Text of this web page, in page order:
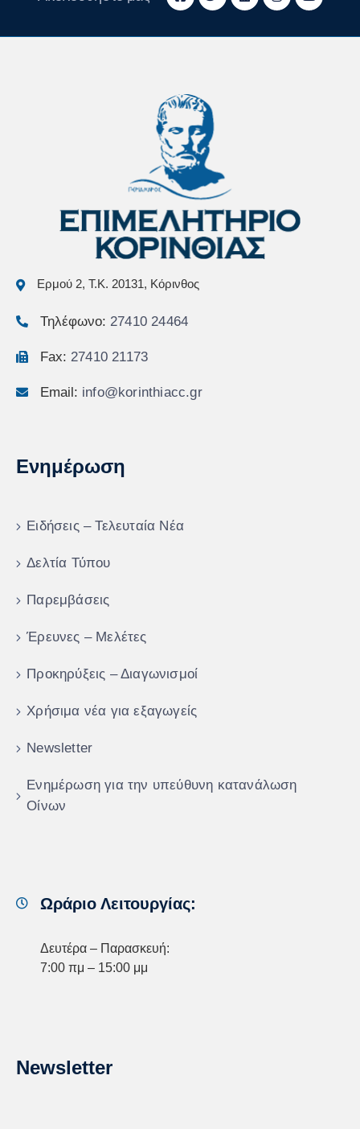
Ερμού 2, Τ.Κ. 20131, Κόρινθος
Τηλέφωνο: 27410 24464
Fax: 27410 21173
Email: info@korinthiacc.gr
Ενημέρωση
Ειδήσεις – Τελευταία Νέα
Δελτία Τύπου
Παρεμβάσεις
Έρευνες – Μελέτες
Προκηρύξεις – Διαγωνισμοί
Χρήσιμα νέα για εξαγωγείς
Newsletter
Ενημέρωση για την υπεύθυνη κατανάλωση
Οίνων
Ωράριο Λειτουργίας:
Δευτέρα – Παρασκευή:
7:00 πμ – 15:00 μμ
Newsletter